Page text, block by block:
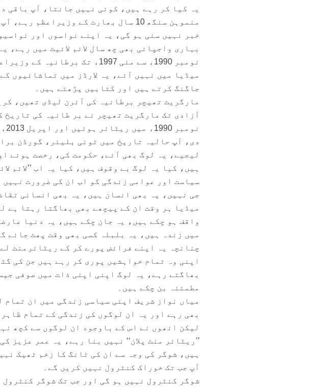
یہ کیا کر رہے ہیں، کوئی نہیں جانتا، آپ باقی
منموہن سنگھ 10 سال بھارت کے
خبر نہیں سنی ہو گی، یہ اپنے نواسوں اور
بہاری واجپائی بھی چھ سال لائم لائیٹ میں رہے،
نومبر 1990ء سے مئی 1997ء تک
میڈیا میں نہیں آئے، یہ لارڈز میں تماشائیوں
جاگنگ کرتے ہیں اور کتابیں پڑھتے ہیں۔
مارگریٹ تھیچر برطانیہ کی آئرن لیڈی تھیں،
آزادی تک مارگریٹ تھیچر نے بر طانیہ کی تاریخ
دی، آپ حالیہ تاریخ میں ٹونی بلیئر، گورڈن
لیجیے، یہ لوگ بھی آئے، حکومت کی، رخصت ہوئے
ہیں، کیا یہ لوگ بے وقوف ہیں، کیا یہ اب ’’لائم
سیاست اور عوامی زندگی کو اب ان کی ضرورت نہیں
جی نہیں، یہ بھی انسان ہیں، یہ بھی انسانی
میڈیا ہر وقت ان کے پیچھے بھی بھاگتا رہتا ہے
واقف ہو چکے ہیں، یہ جان چکے ہیں، یہ دنیا
میں زندہ ہیں، یہ بلبلہ کسی بھی وقت پھٹ جائے
چنانچہ یہ اپنے فرائض پورے کر کے ریٹائرمنٹ
اپنی وہ تمام خواہشیں پوری کر رہے ہیں جن کی
بھاگتے رہے، یہ لوگ اپنی اپنی ذات میں صوفی
مطمئنہ بن چکے ہیں۔
میاں نواز شریف اپنی سیاسی زندگی میں ان
بھی رہے اور یہ ان لوگوں کی زندگی کے تمام
لیکن انھوں نے اس کے باوجود ان لوگوں سے کچھ
ہیں، شوگر کی وجہ سے ان کی ٹانگ کا زخم ٹھیک
آپ جب تک خوراک کنٹرول نہیں کریں گے۔
شوگر کنٹرول نہیں ہو گی اور جب تک شوگر